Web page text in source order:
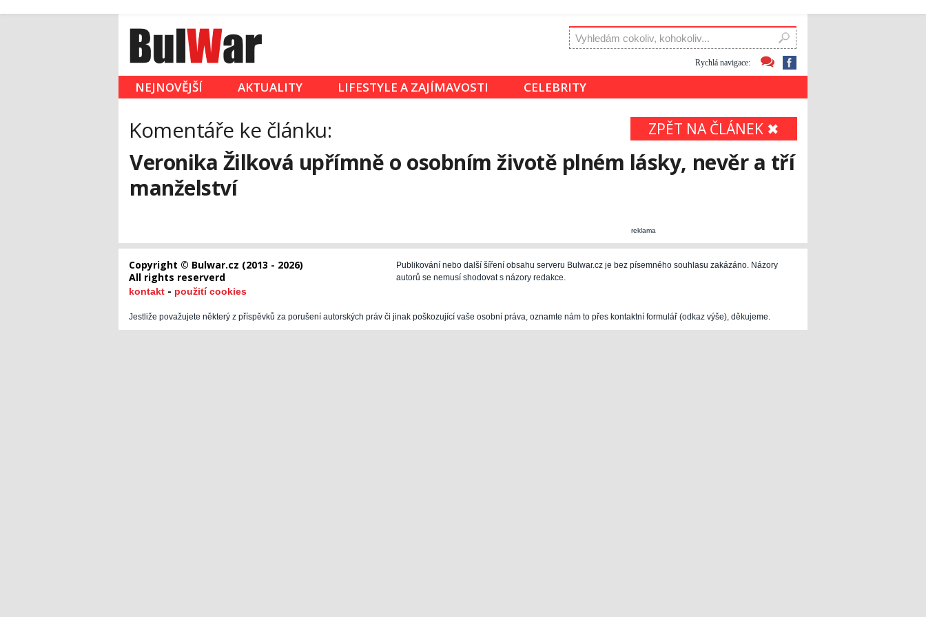
Rychlá navigace:
NEJNOVĚJŠÍ AKTUALITY LIFESTYLE A ZAJÍMAVOSTI CELEBRITY
Komentáře ke článku: ZPĚT NA ČLÁNEK ✖
Veronika Žilková upřímně o osobním životě plném lásky, nevěr a tří
manželství
reklama
Copyright © Bulwar.cz (2013 - 2026)
All rights reserverd
kontakt - použití cookies
Publikování nebo další šíření obsahu serveru Bulwar.cz je bez písemného souhlasu zakázáno. Názory
autorů se nemusí shodovat s názory redakce.
Jestliže považujete některý z příspěvků za porušení autorských práv či jinak poškozující vaše osobní práva, oznamte nám to přes kontaktní formulář (odkaz výše), děkujeme.